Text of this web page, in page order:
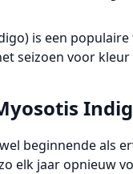
is een populaire
seizoen voor
beginnende als
elk jaar opnieuw